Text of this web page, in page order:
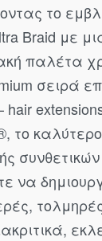
το
Braid με
παλέτα
σειρά
το
να